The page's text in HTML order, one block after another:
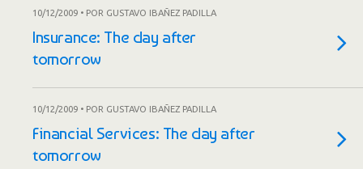
10/12/2009 • POR GUSTAVO IBAÑEZ PADILLA
Insurance: The day after
tomorrow
10/12/2009 • POR GUSTAVO IBAÑEZ PADILLA
Financial Services: The day after
tomorrow